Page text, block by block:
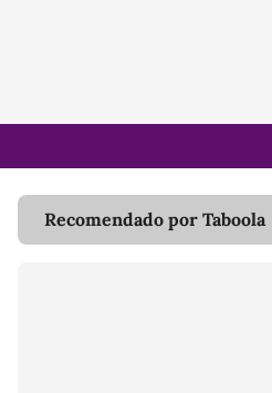
Recomendado por Taboola